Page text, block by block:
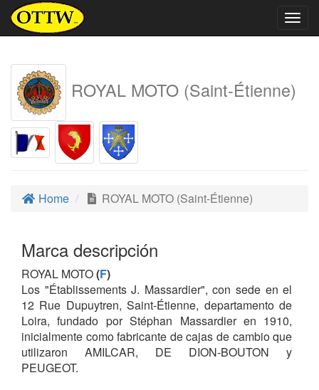
ROYAL MOTO (Saint-Étienne)
Home ROYAL MOTO (Saint-Étienne)
Marca descripción
ROYAL MOTO(F)
Los "Établissements J. Massardier", con sede en el
12 Rue Dupuytren, Saint-Étienne, departamento de
Loira, fundado por Stéphan Massardier en 1910,
inicialmente como fabricante de cajas de cambio que
utilizaron AMILCAR, DE DION-BOUTON y
PEUGEOT.